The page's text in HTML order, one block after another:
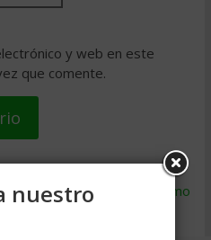
y web en este
que comente.
el spam.
Aprende cómo
comentarios
nuestro